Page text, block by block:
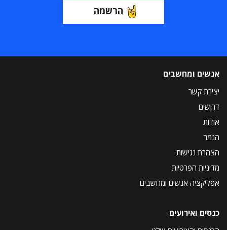
הרשמה
אנשים ומחשבים
יצירת קשר
דרושים
אודות
הנמר
הצהרת נגישות
מדיניות הפרטיות
אפליקציה אנשים ומחשבים
כנסים ואירועים